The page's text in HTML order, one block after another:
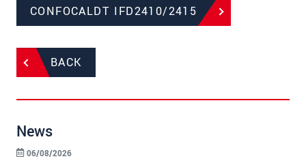
CONFOCALDT IFD2410/2415
BACK
News
06/08/2026